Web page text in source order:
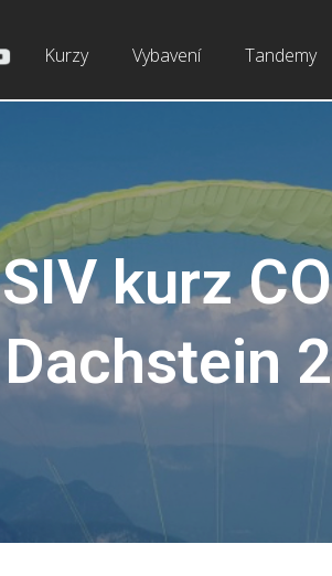
Kurzy Vybavení Tandemy
SIV kurz
Dachstein